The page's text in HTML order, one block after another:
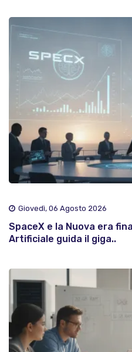
Giovedì, 06 Agosto 2026
SpaceX e la Nuova era
Artificiale guida il giga..